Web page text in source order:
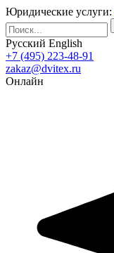
Юридические услуги:
Русский English
+7 (495) 223-48-91
zakaz@dvitex.ru
Онлайн